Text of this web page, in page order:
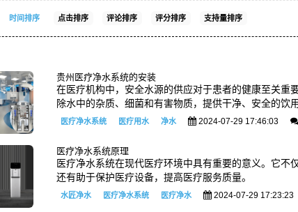
时间排序 点击排序 评论排序 评分排序 支持量排序
贵州医疗净水系统的安装
在医疗机构中，安全水源的供应对于患者的健康至关重
除水中的杂质、细菌和有害物质，提供干净、安全的饮用
医疗净水系统 医疗用水 净水 2024-07-29 17:46:03
医疗净水系统原理
医疗净水系统在现代医疗环境中具有重要的意义。它不
还有助于保护医疗设备，提高医疗服务质量。
水匠净水 医疗净水系统 医疗净水 2024-07-29 17:23:23